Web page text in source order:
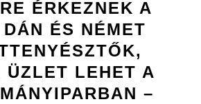
ÉRKEZNEK A
ÉS NÉMET
ÜZLET LEHET A
–